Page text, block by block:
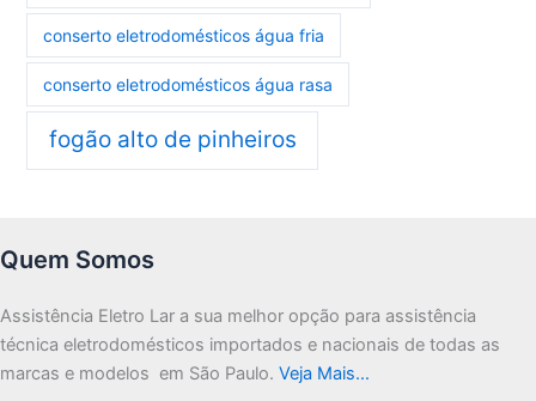
conserto eletrodomésticos água fria
conserto eletrodomésticos água rasa
fogão alto de pinheiros
Quem Somos
Assistência Eletro Lar a sua melhor opção para assistência
técnica eletrodomésticos importados e nacionais de todas as
marcas e modelos em São Paulo. Veja Mais…